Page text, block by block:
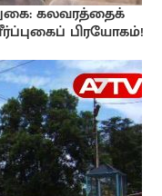
கலவரத்தைக்
பிரயோகம்!